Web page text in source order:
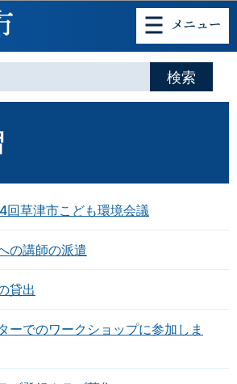
ページの本文へ移動
回草津市こども環境会議
の講師の派遣
貸出
ーでのワークショップに参加しま